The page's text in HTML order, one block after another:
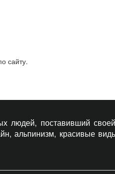
сайту.
людей, поставивший
альпинизм, красивые